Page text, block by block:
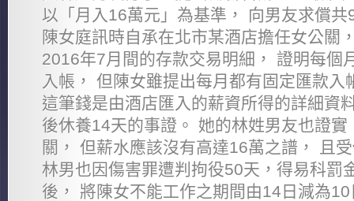
以「月入16萬元」為基準， 向男友求償
陳女庭訊時自承在北市某酒店擔任女公關
2016年7月間的存款交易明細， 證明每個
入帳， 但陳女雖提出每月都有固定匯款入
這筆錢是由酒店匯入的薪資所得的詳細資
後休養14天的事證。 她的林姓男友也證
關， 但薪水應該沒有高達16萬之譜， 且
林男也因傷害罪遭判拘役50天，得易科罰
後， 將陳女不能工作之期間由14日減為